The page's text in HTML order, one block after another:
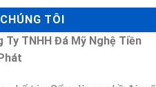
TÔI
Ty TNHH Đá Mỹ Nghệ Tiền